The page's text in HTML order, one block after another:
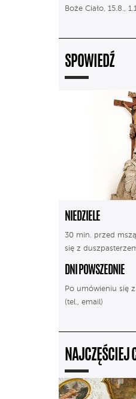
Boże Ciało, 15.8.,
SPOWIEDŹ
NIEDZIELE
30 min. przed
się z
DNI POWSZEDNIE
Po umówieniu się
(tel., email)
NAJCZĘŚCIEJ